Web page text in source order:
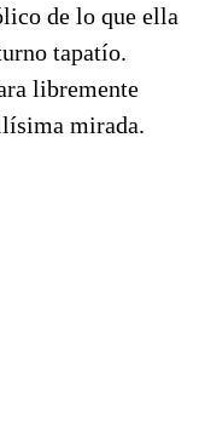
de lo que ella
tapatío.
libremente
mirada.